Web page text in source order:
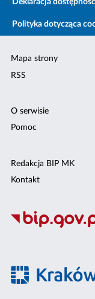
Deklaracja
Polityka dotycząca
Mapa strony
RSS
O serwisie
Pomoc
Redakcja BIP MK
Kontakt